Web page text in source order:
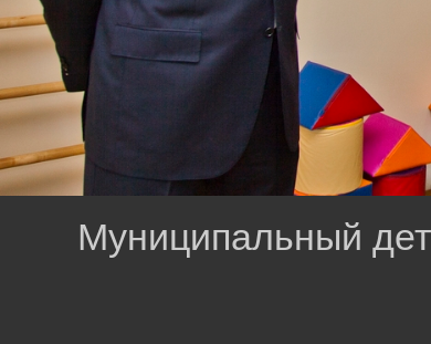
Муниципальный